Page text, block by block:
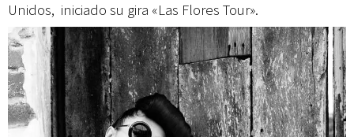
Unidos, iniciado su gira «Las Flores Tour».